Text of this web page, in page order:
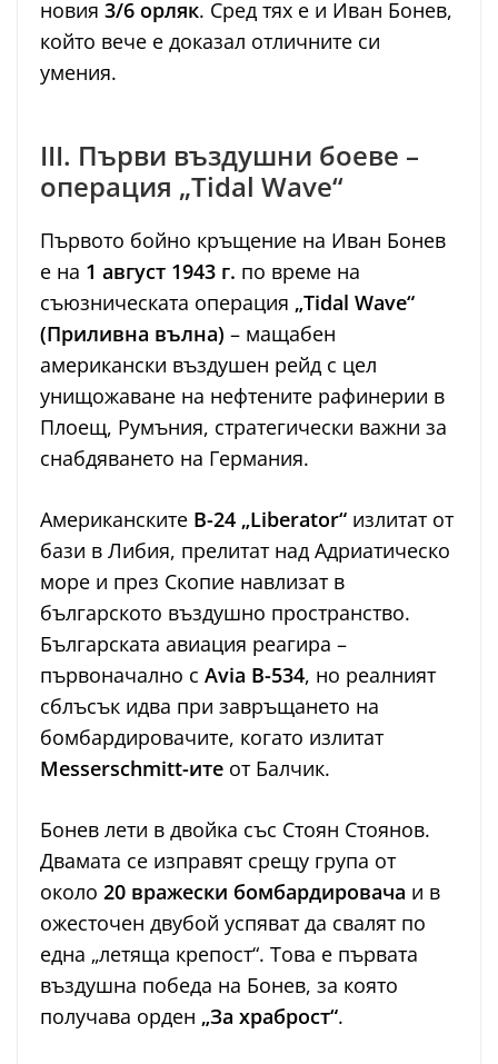
новия 3/6 орляк. Сред тях е и Иван Бонев,
който вече е доказал отличните си
умения.
III. Първи въздушни боеве –
операция „Tidal Wave“
Първото бойно кръщение на Иван Бонев
е на 1 август 1943 г. по време на
съюзническата операция „Tidal Wave“
(Приливна вълна) – мащабен
американски въздушен рейд с цел
унищожаване на нефтените рафинерии в
Плоещ, Румъния, стратегически важни за
снабдяването на Германия.
Американските B-24 „Liberator“ излитат от
бази в Либия, прелитат над Адриатическо
море и през Скопие навлизат в
българското въздушно пространство.
Българската авиация реагира –
първоначално с Avia B-534, но реалният
сблъсък идва при завръщането на
бомбардировачите, когато излитат
Messerschmitt-ите от Балчик.
Бонев лети в двойка със Стоян Стоянов.
Двамата се изправят срещу група от
около 20 вражески бомбардировача и в
ожесточен двубой успяват да свалят по
една „летяща крепост“. Това е първата
въздушна победа на Бонев, за която
получава орден „За храброст“.